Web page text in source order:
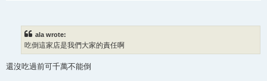
ala wrote:
吃倒這家店是我們大家的責任啊
還沒吃過前可千萬不能倒